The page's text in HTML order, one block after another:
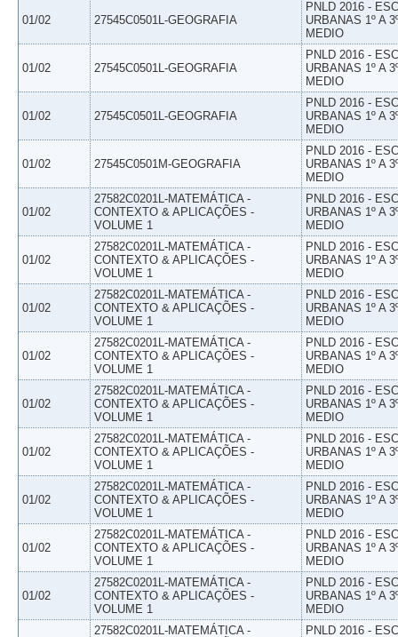
01/02 27545C0501L-GEOGRAFIA
PNLD 2016 -
URBANAS 1º A
MEDIO
01/02 27545C0501L-GEOGRAFIA
PNLD 2016 -
URBANAS 1º A
MEDIO
01/02 27545C0501L-GEOGRAFIA
PNLD 2016 -
URBANAS 1º A
MEDIO
01/02 27545C0501M-GEOGRAFIA
PNLD 2016 -
URBANAS 1º A
MEDIO
01/02
27582C0201L-MATEMÁTICA -
CONTEXTO & APLICAÇÕES -
VOLUME 1
PNLD 2016 -
URBANAS 1º A
MEDIO
01/02
27582C0201L-MATEMÁTICA -
CONTEXTO & APLICAÇÕES -
VOLUME 1
PNLD 2016 -
URBANAS 1º A
MEDIO
01/02
27582C0201L-MATEMÁTICA -
CONTEXTO & APLICAÇÕES -
VOLUME 1
PNLD 2016 -
URBANAS 1º A
MEDIO
01/02
27582C0201L-MATEMÁTICA -
CONTEXTO & APLICAÇÕES -
VOLUME 1
PNLD 2016 -
URBANAS 1º A
MEDIO
01/02
27582C0201L-MATEMÁTICA -
CONTEXTO & APLICAÇÕES -
VOLUME 1
PNLD 2016 -
URBANAS 1º A
MEDIO
01/02
27582C0201L-MATEMÁTICA -
CONTEXTO & APLICAÇÕES -
VOLUME 1
PNLD 2016 -
URBANAS 1º A
MEDIO
01/02
27582C0201L-MATEMÁTICA -
CONTEXTO & APLICAÇÕES -
VOLUME 1
PNLD 2016 -
URBANAS 1º A
MEDIO
01/02
27582C0201L-MATEMÁTICA -
CONTEXTO & APLICAÇÕES -
VOLUME 1
PNLD 2016 -
URBANAS 1º A
MEDIO
01/02
27582C0201L-MATEMÁTICA -
CONTEXTO & APLICAÇÕES -
VOLUME 1
PNLD 2016 -
URBANAS 1º A
MEDIO
27582C0201L-MATEMÁTICA -
PNLD 2016 -